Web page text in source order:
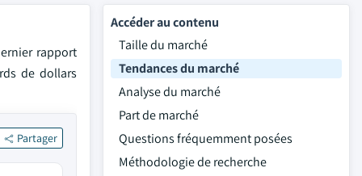
rapport
de dollars
Partager
Accéder au contenu
Taille du marché
Tendances du marché
Analyse du marché
Part de marché
Questions fréquemment posées
Méthodologie de recherche